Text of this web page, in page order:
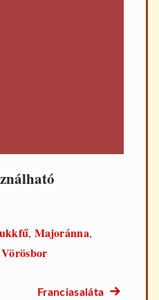
, Majoránna,
Vörösbor
Franciasaláta Következő